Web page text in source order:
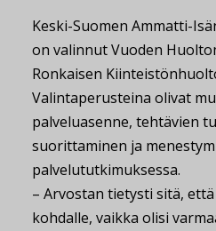
Keski-Suomen Ammatti-
on valinnut Vuoden
Ronkaisen
Valintaperusteina olivat
palveluasenne, tehtävien
suorittaminen ja
palvelututkimuksessa.
– Arvostan tietysti sitä,
kohdalle, vaikka olisi